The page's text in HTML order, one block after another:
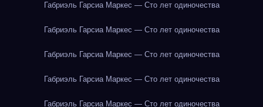
Габриэль Гарсиа Маркес — Сто лет одиночества
Габриэль Гарсиа Маркес — Сто лет одиночества
Габриэль Гарсиа Маркес — Сто лет одиночества
Габриэль Гарсиа Маркес — Сто лет одиночества
Габриэль Гарсиа Маркес — Сто лет одиночества